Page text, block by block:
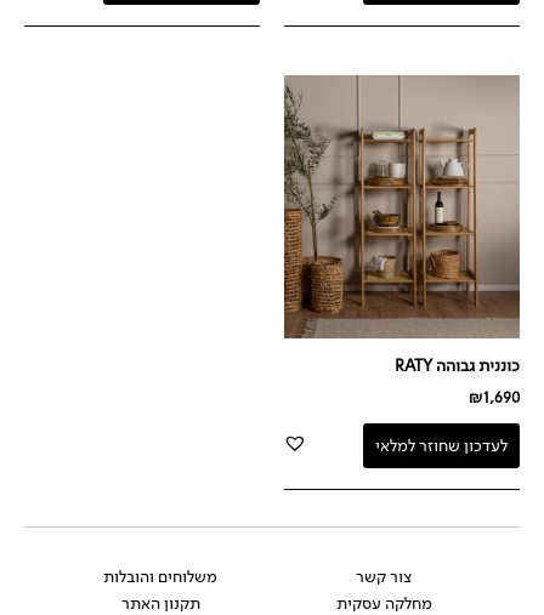
כוננית גבוהה RATY
₪1,690
לעדכון שחוזר למלאי
צור קשר
מחלקה עסקית
משלוחים והובלות
תקנון האתר